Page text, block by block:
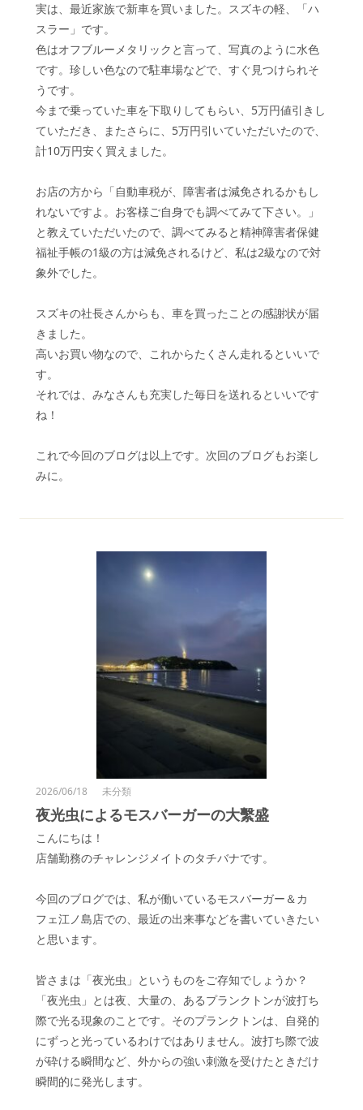
実は、最近家族で新車を買いました。スズキの軽、「ハ
スラー」です。
色はオフブルーメタリックと言って、写真のように水色
です。珍しい色なので駐車場などで、すぐ見つけられそ
うです。
今まで乗っていた車を下取りしてもらい、5万円値引きし
ていただき、またさらに、5万円引いていただいたので、
計10万円安く買えました。
お店の方から「自動車税が、障害者は減免されるかもし
れないですよ。お客様ご自身でも調べてみて下さい。」
と教えていただいたので、調べてみると精神障害者保健
福祉手帳の1級の方は減免されるけど、私は2級なので対
象外でした。
スズキの社長さんからも、車を買ったことの感謝状が届
きました。
高いお買い物なので、これからたくさん走れるといいで
す。
それでは、みなさんも充実した毎日を送れるといいです
ね！
これで今回のブログは以上です。次回のブログもお楽し
みに。
2026/06/18 未分類
夜光虫によるモスバーガーの大繫盛
こんにちは！
店舗勤務のチャレンジメイトのタチバナです。
今回のブログでは、私が働いているモスバーガー＆カ
フェ江ノ島店での、最近の出来事などを書いていきたい
と思います。
皆さまは「夜光虫」というものをご存知でしょうか？
「夜光虫」とは夜、大量の、あるプランクトンが波打ち
際で光る現象のことです。そのプランクトンは、自発的
にずっと光っているわけではありません。波打ち際で波
が砕ける瞬間など、外からの強い刺激を受けたときだけ
瞬間的に発光します。